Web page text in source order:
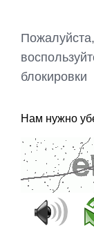
блокировки
Нам нужно